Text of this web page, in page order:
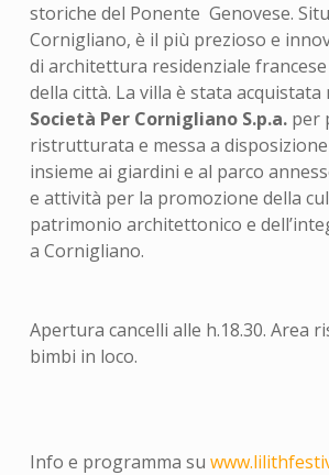
storiche del Ponente Genovese.
Cornigliano, è il più prezioso e
di architettura residenziale francese
della città. La villa è stata acquistata
Società Per Cornigliano S.p.a.per
ristrutturata e messa a
insieme ai giardini e al parco
e attività per la promozione della
patrimonio architettonico e
a Cornigliano.
Apertura cancelli alle h.18.30. Area
bimbi in loco.
Info e programma su